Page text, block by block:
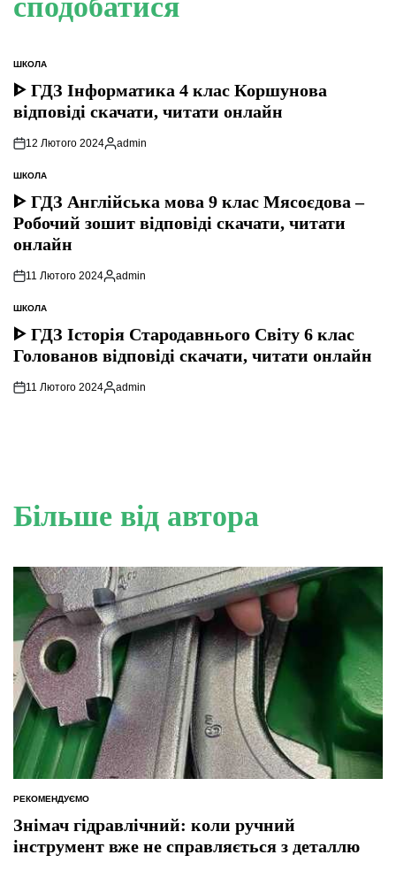
ОПУБЛІКУВАТИ
У
ШКОЛА
ᐈ ГДЗ Інформатика 4 клас Коршунова
відповіді скачати, читати онлайн
12 Лютого 2024
Опубліковано
admin
ОПУБЛІКУВАТИ
У
ШКОЛА
ᐈ ГДЗ Англійська мова 9 клас Мясоєдова –
Робочий зошит відповіді скачати, читати
онлайн
11 Лютого 2024
Опубліковано
admin
ОПУБЛІКУВАТИ
У
ШКОЛА
ᐈ ГДЗ Історія Стародавнього Свiту 6 клас
Голованов відповіді скачати, читати онлайн
11 Лютого 2024
Опубліковано
admin
Більше від автора
ОПУБЛІКУВАТИ
РЕКОМЕНДУЄМО
Знімач гідравлічний: коли ручний
інструмент вже не справляється з деталлю